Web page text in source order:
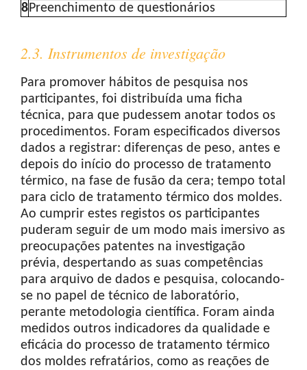
8 Preenchimento de questionários
2.3. Instrumentos de investigação
Para promover hábitos de pesquisa nos
participantes, foi distribuída uma ficha
técnica, para que pudessem anotar todos os
procedimentos. Foram especificados diversos
dados a registrar: diferenças de peso, antes e
depois do início do processo de tratamento
térmico, na fase de fusão da cera; tempo total
para ciclo de tratamento térmico dos moldes.
Ao cumprir estes registos os participantes
puderam seguir de um modo mais imersivo as
preocupações patentes na investigação
prévia, despertando as suas competências
para arquivo de dados e pesquisa, colocando-
se no papel de técnico de laboratório,
perante metodologia científica. Foram ainda
medidos outros indicadores da qualidade e
eficácia do processo de tratamento térmico
dos moldes refratários, como as reações de